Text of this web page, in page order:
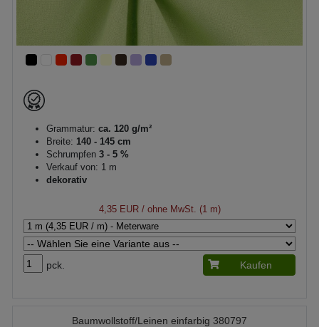
Grammatur: ca. 120 g/m²
Breite: 140 - 145 cm
Schrumpfen 3 - 5 %
Verkauf von: 1 m
dekorativ
4,35 EUR/ ohne MwSt. (1 m)
pck. Kaufen
Baumwollstoff/Leinen einfarbig 380797